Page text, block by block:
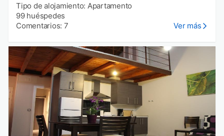
Tipo de alojamiento: Apartamento
99 huéspedes
Comentarios: 7
Ver más